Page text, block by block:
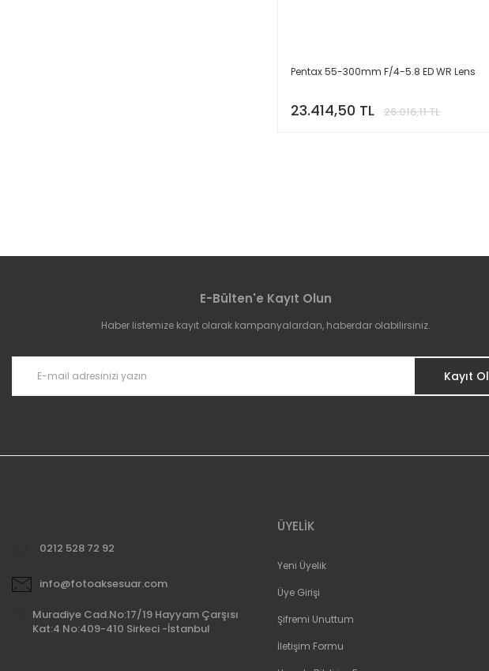
Pentax 55-300mm F/4-5.8 ED WR Lens
23.414,50 TL 26.016,11 TL
E-Bülten'e Kayıt Olun
Haber listemize kayıt olarak kampanyalardan, haberdar olabilirsiniz.
Kayıt Ol
0212 528 72 92
info@fotoaksesuar.com
Muradiye Cad.No:17/19 Hayyam Çarşısı
Kat:4 No:409-410 Sirkeci -İstanbul
ÜYELİK
Yeni Üyelik
Üye Girişi
Şifremi Unuttum
İletişim Formu